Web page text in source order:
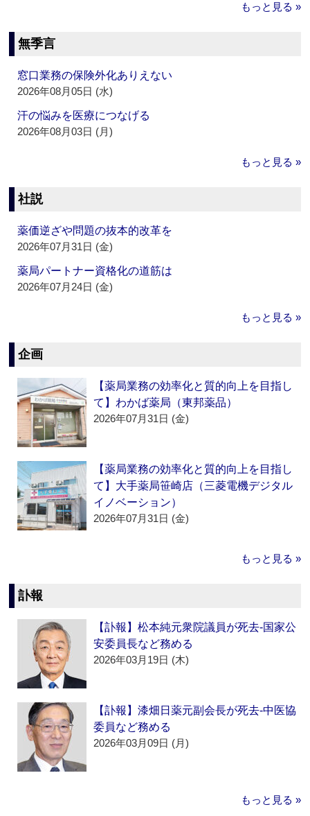
もっと見る »
無季言
窓口業務の保険外化ありえない
2026年08月05日 (水)
汗の悩みを医療につなげる
2026年08月03日 (月)
もっと見る »
社説
薬価逆ざや問題の抜本的改革を
2026年07月31日 (金)
薬局パートナー資格化の道筋は
2026年07月24日 (金)
もっと見る »
企画
【薬局業務の効率化と質的向上を目指し
て】わかば薬局（東邦薬品）
2026年07月31日 (金)
【薬局業務の効率化と質的向上を目指し
て】大手薬局笹崎店（三菱電機デジタル
イノベーション）
2026年07月31日 (金)
もっと見る »
訃報
【訃報】松本純元衆院議員が死去‐国家公
安委員長など務める
2026年03月19日 (木)
【訃報】漆畑日薬元副会長が死去‐中医協
委員など務める
2026年03月09日 (月)
もっと見る »